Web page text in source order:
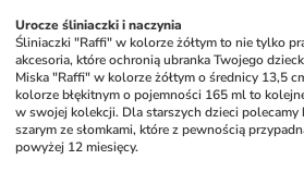
Urocze śliniaczki i naczynia
Śliniaczki "Raffi" w kolorze żółtym to nie tylko
akcesoria, które ochronią ubranka Twojego
Miska "Raffi" w kolorze żółtym o średnicy 13,5
kolorze błękitnym o pojemności 165 ml to
w swojej kolekcji. Dla starszych dzieci
szarym ze słomkami, które z pewnością
powyżej 12 miesięcy.